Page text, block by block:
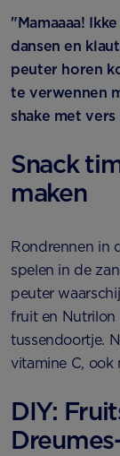
"Mamaaaa!
dansen en
peuter horen
te verwennen
shake met
Snack
maken
Rondrennen in
spelen in de
peuter
fruit en Nutrilon
tussendoortje.
vitamine C, ook
DIY: